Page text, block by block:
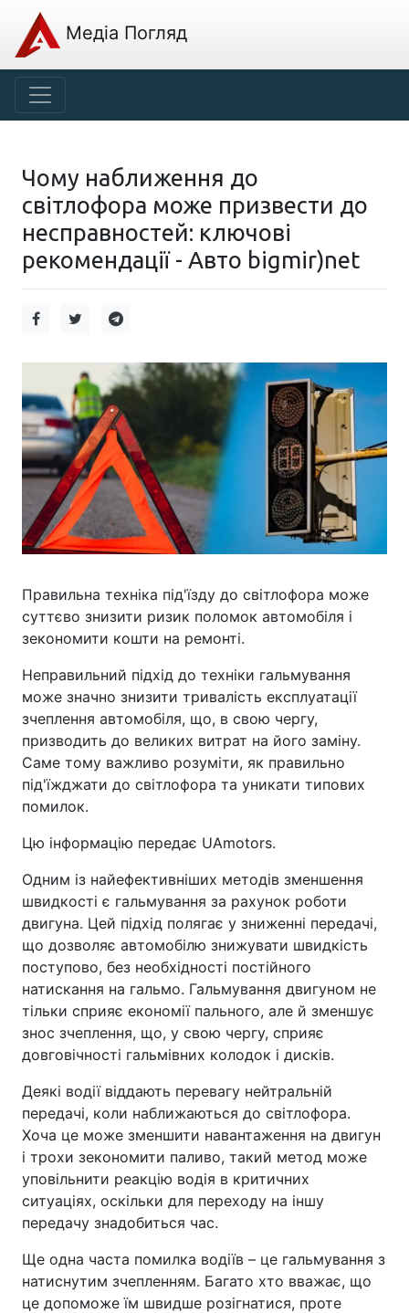
Медіа Погляд
Чому наближення до
світлофора може призвести до
несправностей: ключові
рекомендації - Авто bigmir)net
Правильна техніка під'їзду до світлофора може
суттєво знизити ризик поломок автомобіля і
зекономити кошти на ремонті.
Неправильний підхід до техніки гальмування
може значно знизити тривалість експлуатації
зчеплення автомобіля, що, в свою чергу,
призводить до великих витрат на його заміну.
Саме тому важливо розуміти, як правильно
під'їжджати до світлофора та уникати типових
помилок.
Цю інформацію передає UAmotors.
Одним із найефективніших методів зменшення
швидкості є гальмування за рахунок роботи
двигуна. Цей підхід полягає у зниженні передачі,
що дозволяє автомобілю знижувати швидкість
поступово, без необхідності постійного
натискання на гальмо. Гальмування двигуном не
тільки сприяє економії пального, але й зменшує
знос зчеплення, що, у свою чергу, сприяє
довговічності гальмівних колодок і дисків.
Деякі водії віддають перевагу нейтральній
передачі, коли наближаються до світлофора.
Хоча це може зменшити навантаження на двигун
і трохи зекономити паливо, такий метод може
уповільнити реакцію водія в критичних
ситуаціях, оскільки для переходу на іншу
передачу знадобиться час.
Ще одна часта помилка водіїв – це гальмування з
натиснутим зчепленням. Багато хто вважає, що
це допоможе їм швидше розігнатися, проте